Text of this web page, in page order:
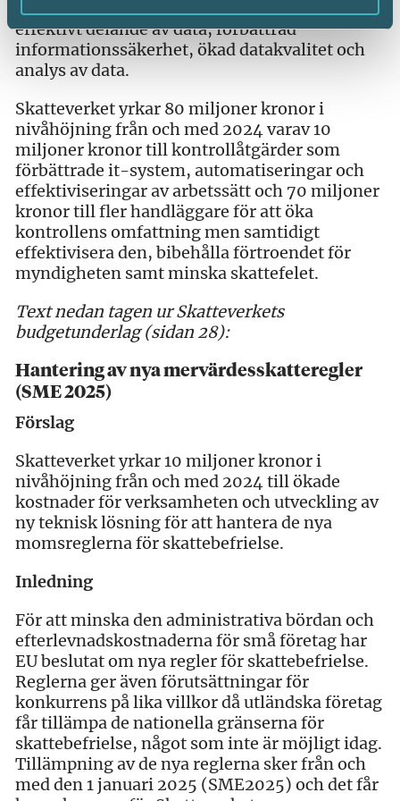
tillgång till data i hela verksamheten, ett
effektivt delande av data, förbättrad
informationssäkerhet, ökad datakvalitet och
analys av data.
Skatteverket yrkar 80 miljoner kronor i
nivåhöjning från och med 2024 varav 10
miljoner kronor till kontrollåtgärder som
förbättrade it-system, automatiseringar och
effektiviseringar av arbetssätt och 70 miljoner
kronor till fler handläggare för att öka
kontrollens omfattning men samtidigt
effektivisera den, bibehålla förtroendet för
myndigheten samt minska skattefelet.
Text nedan tagen ur Skatteverkets
budgetunderlag (sidan 28):
Hantering av nya mervärdesskatteregler
(SME 2025)
Förslag
Skatteverket yrkar 10 miljoner kronor i
nivåhöjning från och med 2024 till ökade
kostnader för verksamheten och utveckling av
ny teknisk lösning för att hantera de nya
momsreglerna för skattebefrielse.
Inledning
För att minska den administrativa bördan och
efterlevnadskostnaderna för små företag har
EU beslutat om nya regler för skattebefrielse.
Reglerna ger även förutsättningar för
konkurrens på lika villkor då utländska företag
får tillämpa de nationella gränserna för
skattebefrielse, något som inte är möjligt idag.
Tillämpning av de nya reglerna sker från och
med den 1 januari 2025 (SME2025) och det får